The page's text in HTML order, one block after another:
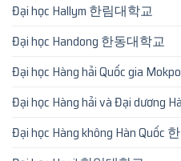
Đại học Hallym 한림대학교
Đại học Handong 한동대학교
Đại học Hàng hải Quốc gia
Đại học Hàng hải và Đại dương
Đại học Hàng không Hàn Quốc